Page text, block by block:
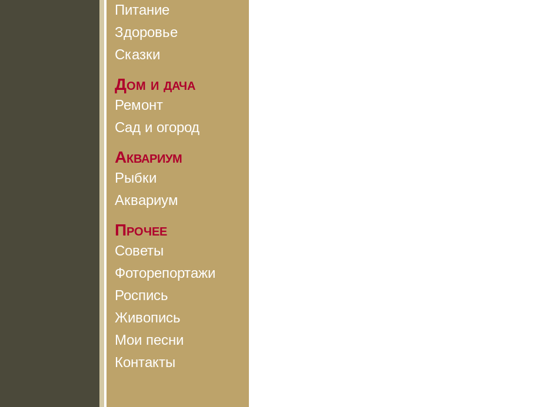
Питание
Здоровье
Сказки
Дом и дача
Ремонт
Сад и огород
Аквариум
Рыбки
Аквариум
Прочее
Советы
Фоторепортажи
Роспись
Живопись
Мои песни
Контакты